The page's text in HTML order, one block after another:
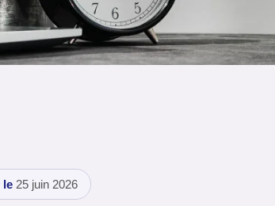
le 25 juin 2026